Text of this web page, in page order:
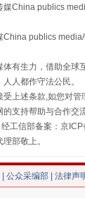
China publics
publics
有生力，借助全
人都作守法公民。
上述条款,如您对
支持帮助与合作
工信部备案：京
部敬上。
公众采编部 法律声